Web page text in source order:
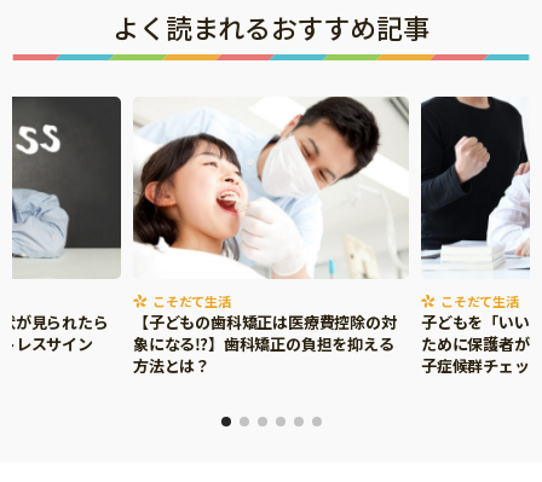
よく読まれるおすすめ記事
が見られたら
レスサイン
こそだて生活
【子どもの歯科矯正は医療費控除の対
象になる⁉】歯科矯正の負担を抑える
方法とは？
こそだて生活
子どもを「いい
ために保護者が
子症候群チェッ